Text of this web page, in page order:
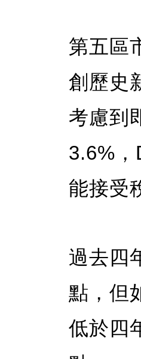
第五區
創歷史
考慮到
3.6%
能接受
過去四
點，但
低於四